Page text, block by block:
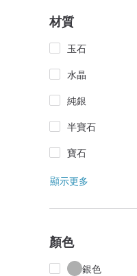
材質
玉石
水晶
純銀
半寶石
寶石
顯示更多
顏色
銀色